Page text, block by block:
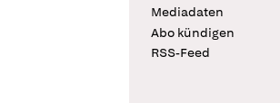
Mediadaten
Abo kündigen
RSS-Feed